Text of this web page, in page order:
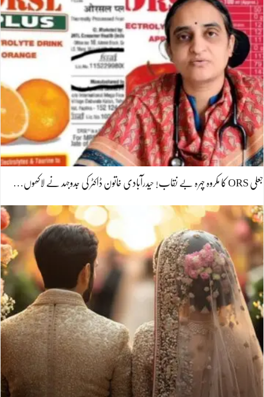
جعلی ORS کا مکروہ چہرہ بے نقاب! حیدرآبادی خاتون ڈاکٹر کی جدوجہد نے لاکھوں…